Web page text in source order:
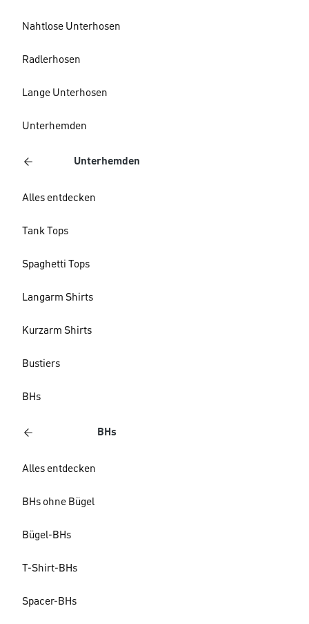
Nahtlose Unterhosen
Radlerhosen
Lange Unterhosen
Unterhemden
Unterhemden
Alles entdecken
Tank Tops
Spaghetti Tops
Langarm Shirts
Kurzarm Shirts
Bustiers
BHs
BHs
Alles entdecken
BHs ohne Bügel
Bügel-BHs
T-Shirt-BHs
Spacer-BHs